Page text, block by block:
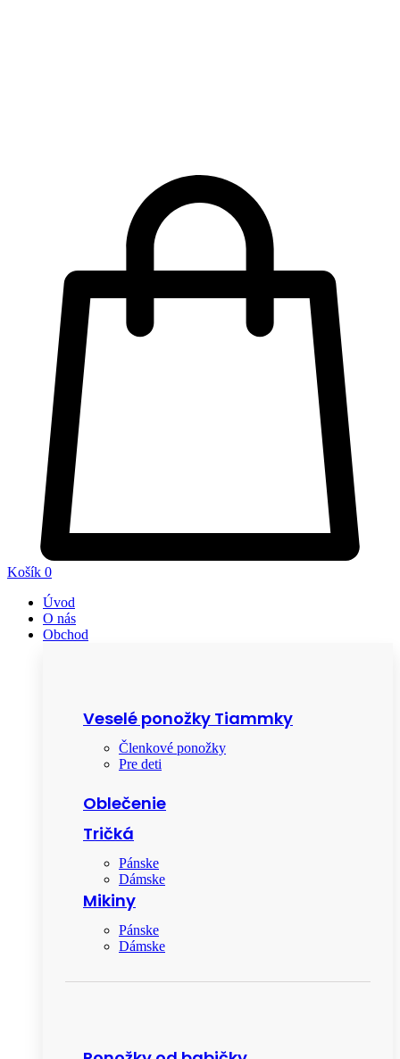
Košík 0
Úvod
O nás
Obchod
Veselé ponožky Tiammky
Členkové ponožky
Pre deti
Oblečenie
Tričká
Pánske
Dámske
Mikiny
Pánske
Dámske